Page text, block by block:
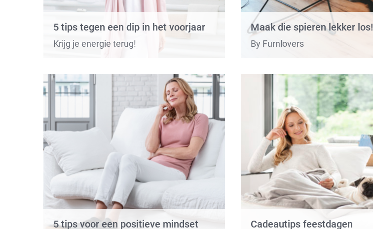
5 tips tegen een dip in het voorjaar
Krijg je energie terug!
Maak die spieren lekker los!
By Furnlovers
5 tips voor een positieve mindset Cadeautips feestdagen